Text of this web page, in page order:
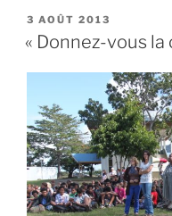
PUBLIÉ
LE
3 AOÛT 2013
« Donnez-vous la